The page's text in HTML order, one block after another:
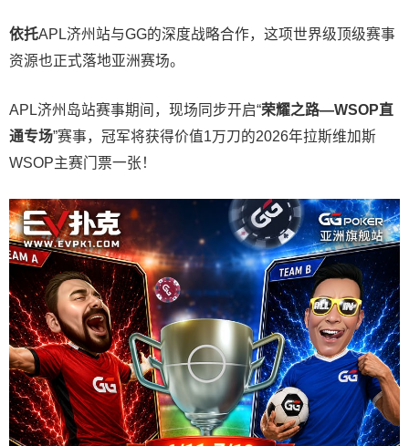
依托APL济州站与GG的深度战略合作，这项世界级顶级赛事
资源也正式落地亚洲赛场。
APL济州岛站赛事期间，现场同步开启“荣耀之路—WSOP直
通专场”赛事，冠军将获得价值1万刀的2026年拉斯维加斯
WSOP主赛门票一张！